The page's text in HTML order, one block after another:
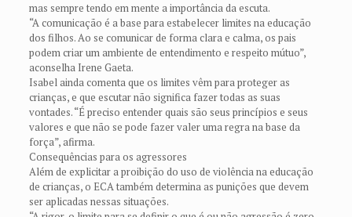
mas sempre tendo em mente a importância da escuta.
“A comunicação é a base para estabelecer limites na educação
dos filhos. Ao se comunicar de forma clara e calma, os pais
podem criar um ambiente de entendimento e respeito mútuo”,
aconselha Irene Gaeta.
Isabel ainda comenta que os limites vêm para proteger as
crianças, e que escutar não significa fazer todas as suas
vontades. “É preciso entender quais são seus princípios e seus
valores e que não se pode fazer valer uma regra na base da
força”, afirma.
Consequências para os agressores
Além de explicitar a proibição do uso de violência na educação
de crianças, o ECA também determina as punições que devem
ser aplicadas nessas situações.